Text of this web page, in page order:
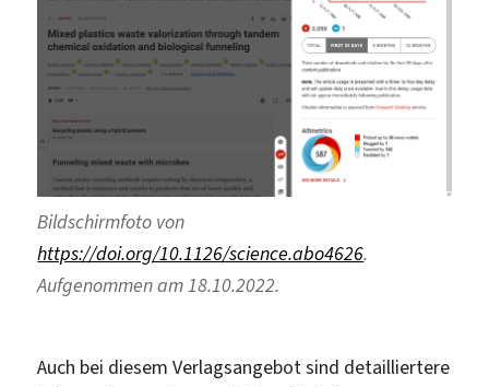
Bildschirmfoto von
https://doi.org/10.1126/science.abo4626.
Aufgenommen am 18.10.2022.
Auch bei diesem Verlagsangebot sind detailliertere